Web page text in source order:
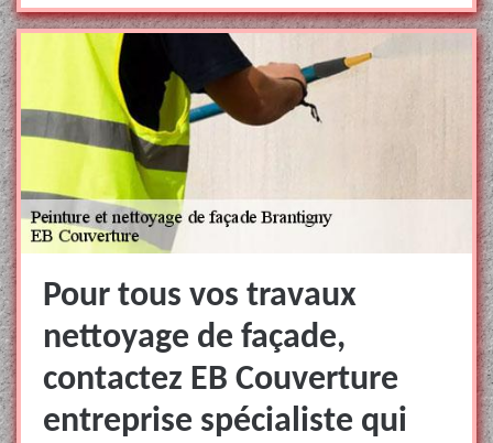
Pour tous vos travaux
nettoyage de façade,
contactez EB Couverture
entreprise spécialiste qui